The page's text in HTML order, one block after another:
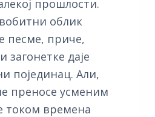
прошлости.
облик
песме, приче,
загонетке даје
појединац. Али,
преносе усменим
током времена